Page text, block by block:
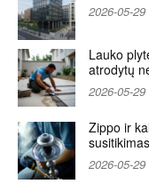
2026-05-29
Lauko
atrodytų
2026-05-29
Zippo ir
susitikimas
2026-05-29